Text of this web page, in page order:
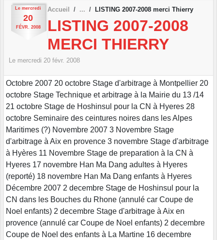
Le mercredi
20
FÉVR. 2008
Accueil LISTING 2007-2008 merci Thierry
LISTING 2007-2008
MERCI THIERRY
Le mercredi 20 févr. 2008
Octobre 2007 20 octobre Stage d'arbitrage à Montpellier 20
octobre Stage Technique et arbitrage à la Mairie du 13 /14
21 octobre Stage de Hoshinsul pour la CN à Hyeres 28
octobre Seminaire des ceintures noires dans les Alpes
Maritimes (?) Novembre 2007 3 Novembre Stage
d'arbitrage à Aix en provence 3 novembre Stage d'arbitrage
à Hyères 11 Novembre Stage de preparation à la CN à
Hyeres 17 novembre Han Ma Dang adultes à Hyeres
(reporté) 18 novembre Han Ma Dang enfants à Hyeres
Décembre 2007 2 decembre Stage de Hoshinsul pour la
CN dans les Bouches du Rhone (annulé car Coupe de
Noel enfants) 2 decembre Stage d'arbitrage à Aix en
provence (annulé car Coupe de Noel enfants) 2 decembre
Coupe de Noel des enfants à La Martine 16 decembre